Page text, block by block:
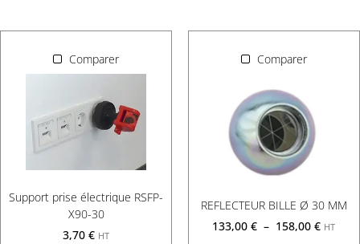
Comparer
Support prise électrique RSFP-
X90-30
3,70 € HT
Comparer
REFLECTEUR BILLE Ø 30 MM
133,00€ – 158,00€ HT